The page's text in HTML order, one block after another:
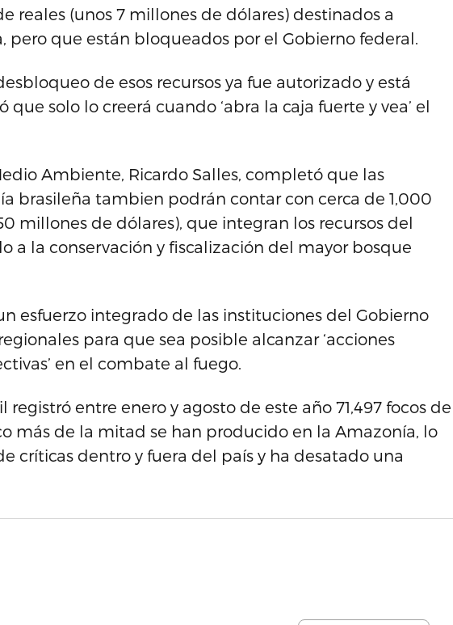
reales (unos 7 millones de dólares) destinados a
pero que están bloqueados por el Gobierno federal.
de esos recursos ya fue autorizado y está
que solo lo creerá cuando ‘abra la caja fuerte y vea’ el
Ambiente, Ricardo Salles, completó que las
brasileña tambien podrán contar con cerca de 1,000
millones de dólares), que integran los recursos del
a la conservación y fiscalización del mayor bosque
esfuerzo integrado de las instituciones del Gobierno
para que sea posible alcanzar ‘acciones
en el combate al fuego.
registró entre enero y agosto de este año 71,497 focos de
más de la mitad se han producido en la Amazonía, lo
críticas dentro y fuera del país y ha desatado una